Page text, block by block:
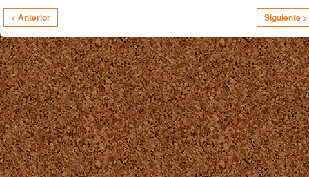
< Anterior Siguiente >